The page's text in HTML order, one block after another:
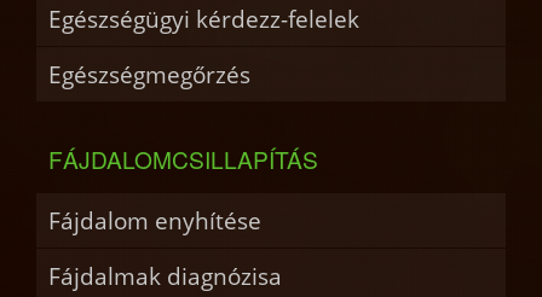
Egészségügyi kérdezz-felelek
Egészségmegőrzés
FÁJDALOMCSILLAPÍTÁS
Fájdalom enyhítése
Fájdalmak diagnózisa